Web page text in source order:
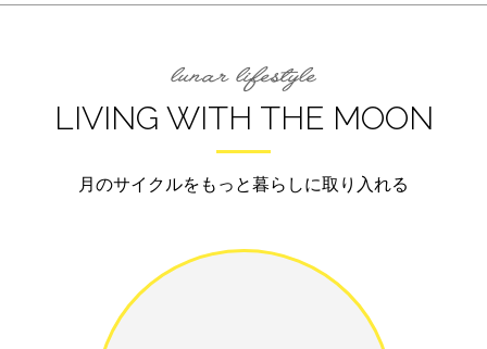
LIVING WITH THE MOON
月のサイクルをもっと暮らしに取り入れる